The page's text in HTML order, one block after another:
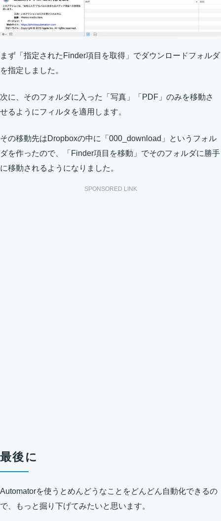
まず「指定されたFinder項目を取得」でダウンロードフォルダ
を指定しました。
次に、そのフォルダに入った「写真」「PDF」のみを移動さ
せるようにフィルタを適用します。
その移動先はDropboxの中に「000_download」というフォル
ダを作ったので、「Finder項目を移動」でそのフォルダに勝手
に移動されるようになりました。
SPONSORED LINK
最後に
Automatorを使うとめんどうなことをどんどん自動化できるの
で、もっと掘り下げてみたいと思います。